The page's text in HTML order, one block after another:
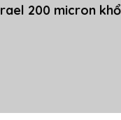
200 micron khổ